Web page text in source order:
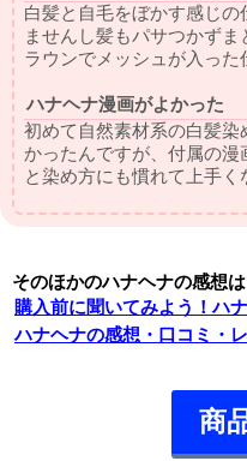
白髪と自毛をぼかす感じ
ませんし髪もパサつかず
ラウンでメッシュが入った
ハナヘナ漫画がよかった
初めて自然素材系の白髪染
かったんですが、付属の
と染め方にも慣れて上手く
そのほかのハナヘナの感想
購入前に聞いてみよう！ハ
ハナヘナの感想・口コミ・
商